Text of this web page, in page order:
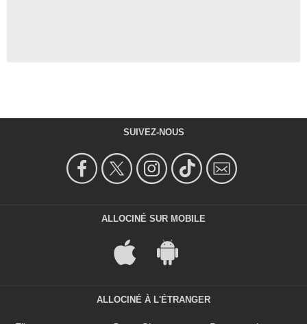
SUIVEZ-NOUS
ALLOCINÉ SUR MOBILE
ALLOCINÉ À L'ÉTRANGER